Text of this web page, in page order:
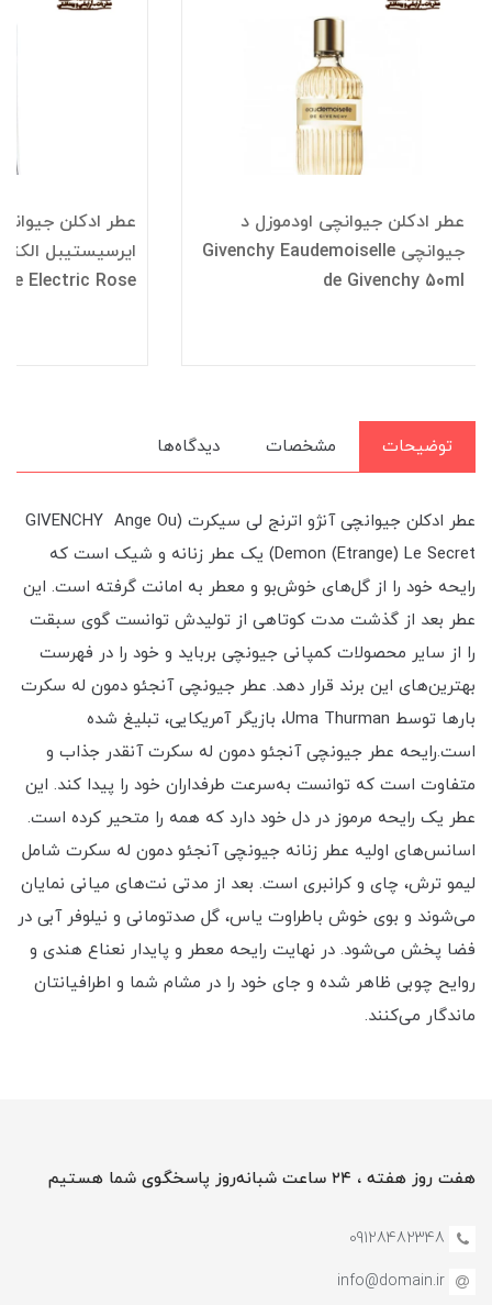
عطر ادکلن جیوانچی اودموزل د
جیوانچی Givenchy Eaudemoiselle
de Givenchy 50ml
عطر ادکلن
Electric Rose
توضیحات مشخصات دیدگاه‌ها
عطر ادکلن جیوانچی آنژو اترنج لی سیکرت (GIVENCHY Ange Ou
Demon (Etrange) Le Secret) یک عطر زنانه و شیک است که
رایحه خود را از گل‌های خوش‌بو و معطر به امانت گرفته است. این
عطر بعد از گذشت مدت کوتاهی از تولیدش توانست گوی سبقت
را از سایر محصولات کمپانی جیونچی برباید و خود را در فهرست
بهترین‌های این برند قرار دهد. عطر جیونچی آنجئو دمون له سکرت
بارها توسط Uma Thurman، بازیگر آمریکایی، تبلیغ شده
است.رایحه عطر جیونچی آنجئو دمون له سکرت آنقدر جذاب و
متفاوت است که توانست به‌سرعت طرفداران خود را پیدا کند. این
عطر یک رایحه مرموز در دل خود دارد که همه را متحیر کرده است.
اسانس‌های اولیه عطر زنانه جیونچی آنجئو دمون له سکرت شامل
لیمو ترش، چای و کرانبری است. بعد از مدتی نت‌های میانی نمایان
می‌شوند و بوی خوش باطراوت یاس، گل صدتومانی و نیلوفر آبی در
فضا پخش می‌شود. در نهایت رایحه معطر و پایدار نعناع هندی و
روایح چوبی ظاهر شده و جای خود را در مشام شما و اطرافیانتان
ماندگار می‌کنند.
هفت روز هفته ، ۲۴ ساعت شبانه‌روز پاسخگوی شما هستیم
09128482348
info@domain.ir